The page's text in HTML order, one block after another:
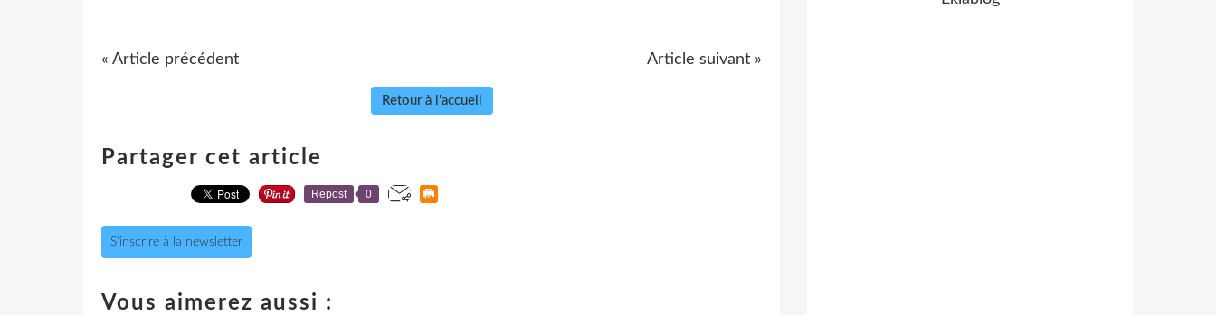
« Article précédent Article suivant »
Retour à l'accueil
Partager cet article
Repost 0
S'inscrire à la newsletter
Vous aimerez aussi :